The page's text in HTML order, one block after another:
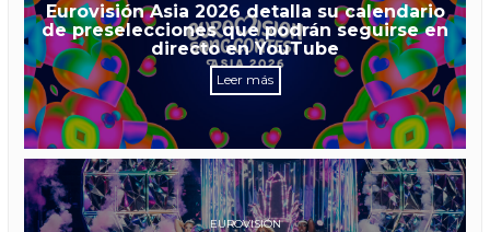
Eurovisión Asia 2026 detalla su calendario
de preselecciones que podrán seguirse en
directo en YouTube
Leer más
EUROVISIÓN